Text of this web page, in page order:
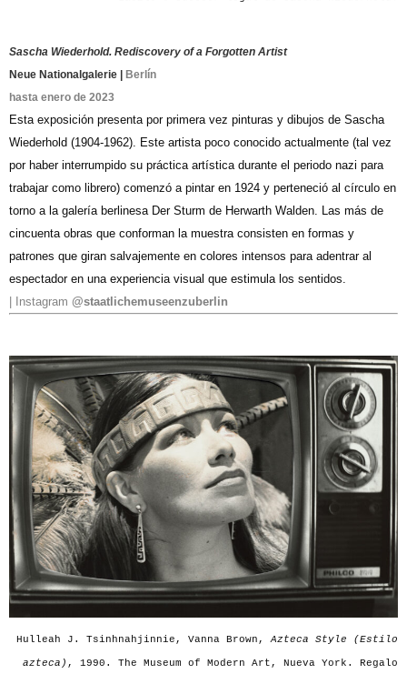
Sascha Wiederhold. Rediscovery of a Forgotten Artist
Neue Nationalgalerie | Berlín
hasta enero de 2023
Esta exposición presenta por primera vez pinturas y dibujos de Sascha
Wiederhold (1904-1962). Este artista poco conocido actualmente (tal vez
por haber interrumpido su práctica artística durante el periodo nazi para
trabajar como librero) comenzó a pintar en 1924 y perteneció al círculo en
torno a la galería berlinesa Der Sturm de Herwarth Walden. Las más de
cincuenta obras que conforman la muestra consisten en formas y
patrones que giran salvajemente en colores intensos para adentrar al
espectador en una experiencia visual que estimula los sentidos.
| Instagram @staatlichemuseenzuberlin
Hulleah J. Tsinhnahjinnie, Vanna Brown,Azteca Style (Estilo
azteca) , 1990. The Museum of Modern Art, Nueva York. Regalo